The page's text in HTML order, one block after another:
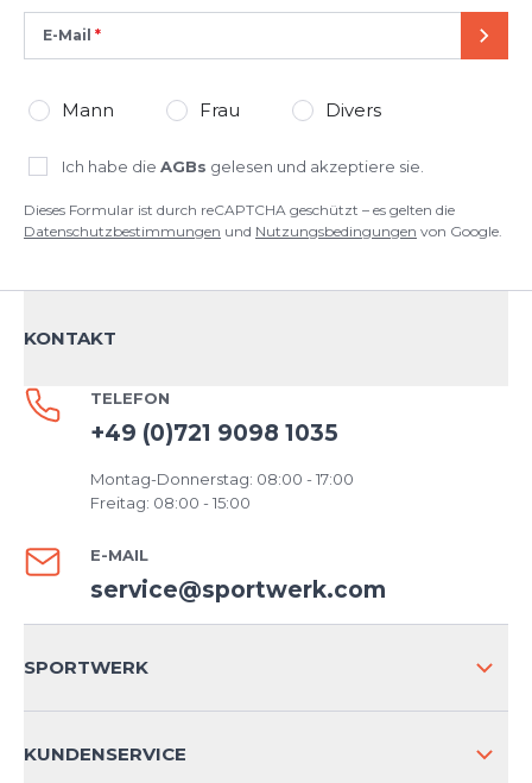
E-Mail
Mann Frau Divers
Ich habe die AGBs gelesen und akzeptiere sie.
Dieses Formular ist durch reCAPTCHA geschützt – es gelten die
Datenschutzbestimmungen und Nutzungsbedingungen von Google.
KONTAKT
TELEFON
+49 (0)721 9098 1035
Montag-Donnerstag: 08:00 - 17:00
Freitag: 08:00 - 15:00
E-MAIL
service@sportwerk.com
SPORTWERK
KUNDENSERVICE